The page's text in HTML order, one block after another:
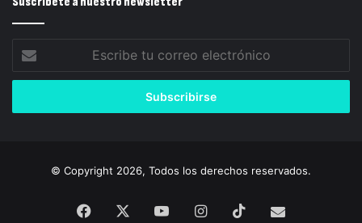
Escribe
tu
correo
© Copyright 2026, Todos los derechos reservados.
Facebook YouTubeInstagram
TikTok